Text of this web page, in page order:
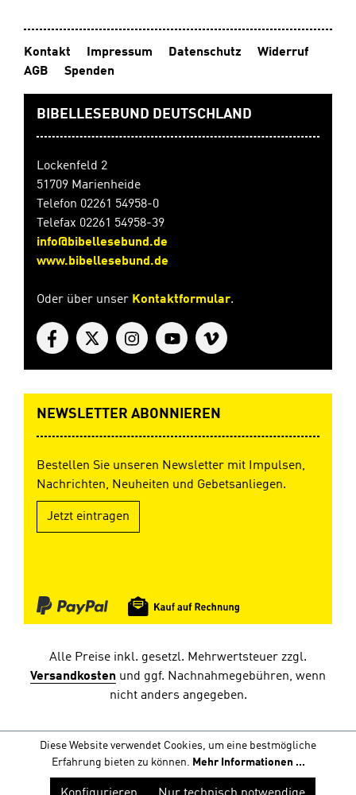
Kontakt Impressum Datenschutz
Widerruf
AGB
Spenden
BIBELLESEBUND DEUTSCHLAND
Lockenfeld 2
51709 Marienheide
Telefon 02261 54958-0
Telefax 02261 54958-39
info@bibellesebund.de
www.bibellesebund.de
Oder über unser Kontaktformular.
NEWSLETTER ABONNIEREN
Bestellen Sie unseren Newsletter mit Impulsen,
Nachrichten, Neuheiten und Gebetsanliegen.
Jetzt eintragen
Alle Preise inkl. gesetzl. Mehrwertsteuer zzgl.
Versandkosten und ggf. Nachnahmegebühren, wenn
nicht anders angegeben.
Diese Website verwendet Cookies, um eine bestmögliche
Erfahrung bieten zu können. Mehr Informationen ...